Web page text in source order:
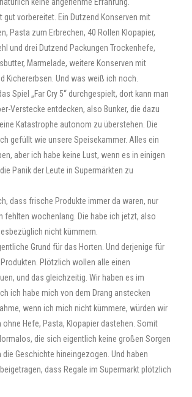
gut vorbereitet. Ein Dutzend Konserven mit
Pasta zum Erbrechen, 40 Rollen Klopapier,
und drei Dutzend Packungen Trockenhefe,
Marmelade, weitere Konserven mit
Kichererbsen. Und was weiß ich noch.
Spiel „Far Cry 5“ durchgespielt, dort kann man
Verstecke entdecken, also Bunker, die dazu
Katastrophe autonom zu überstehen. Die
gefüllt wie unsere Speisekammer. Alles ein
aber ich habe keine Lust, wenn es in einigen
Panik der Leute in Supermärkten zu
dass frische Produkte immer da waren, nur
fehlten wochenlang. Die habe ich jetzt, also
nicht kümmern.
Grund für das Horten. Und derjenige für
Plötzlich wollen alle einen
und das gleichzeitig. Wir haben es im
ich habe mich von dem Drang anstecken
wenn ich mich nicht kümmere, würden wir
ohne Hefe, Pasta, Klopapier dastehen. Somit
die sich eigentlich keine großen Sorgen
die Geschichte hineingezogen. Und haben
dass Regale im Supermarkt plötzlich